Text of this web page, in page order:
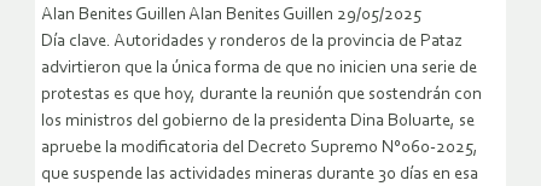
Alan Benites Guillen Alan Benites Guillen 29/05/2025
Día clave. Autoridades y ronderos de la provincia de Pataz
advirtieron que la única forma de que no inicien una serie de
protestas es que hoy, durante la reunión que sostendrán con
los ministros del gobierno de la presidenta Dina Boluarte, se
apruebe la modificatoria del Decreto Supremo N°060-2025,
que suspende las actividades mineras durante 30 días en esa